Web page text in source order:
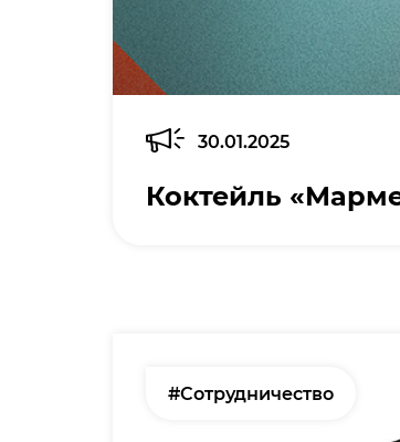
30.01.2025
Коктейль
#Сотрудничество